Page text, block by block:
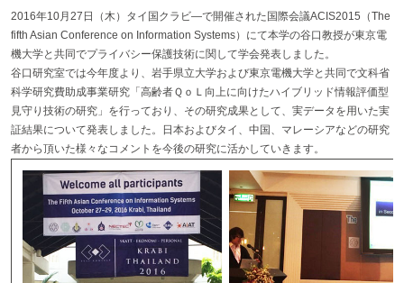
2016年10月27日（木）タイ国クラビ―で開催された国際会議ACIS2015（The
fifth Asian Conference on Information Systems）にて本学の谷口教授が東京電
機大学と共同でプライバシー保護技術に関して学会発表しました。
谷口研究室では今年度より、岩手県立大学および東京電機大学と共同で文科省
科学研究費助成事業研究「高齢者ＱｏＬ向上に向けたハイブリッド情報評価型
見守り技術の研究」を行っており、その研究成果として、実データを用いた実
証結果について発表しました。日本およびタイ、中国、マレーシアなどの研究
者から頂いた様々なコメントを今後の研究に活かしていきます。